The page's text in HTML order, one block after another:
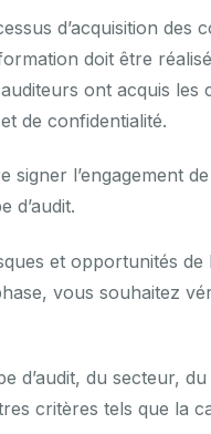
d’acquisition des
doit être
ont acquis les
de confidentialité.
l’engagement
d’audit.
et opportunités de
vous souhaitez
d’audit, du secteur,
critères tels que la